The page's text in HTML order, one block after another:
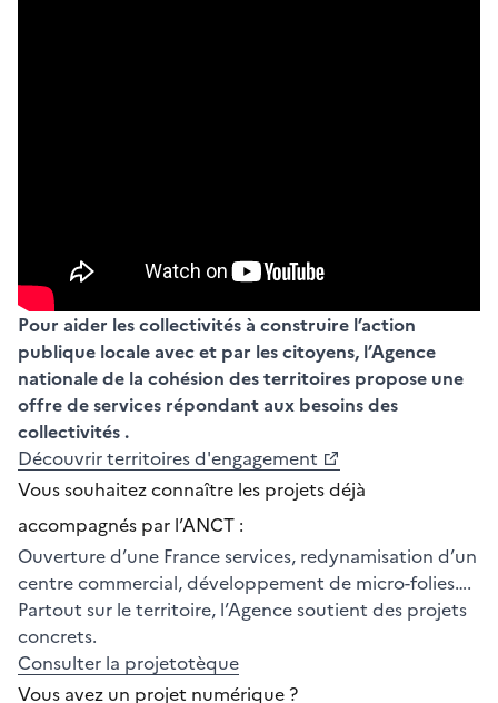
Pour aider les collectivités à construire l’action
publique locale avec et par les citoyens, l’Agence
nationale de la cohésion des territoires propose une
offre de services répondant aux besoins des
collectivités .
Découvrir territoires d'engagement
Vous souhaitez connaître les projets déjà
accompagnés par l’ANCT :
Ouverture d’une France services, redynamisation d’un
centre commercial, développement de micro-folies….
Partout sur le territoire, l’Agence soutient des projets
concrets.
Consulter la projetotèque
Vous avez un projet numérique ?